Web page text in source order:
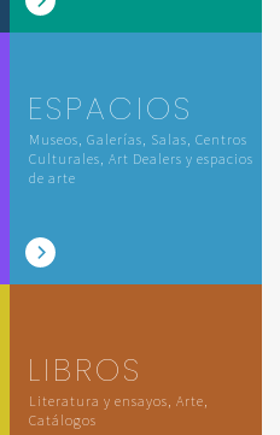
ESPACIOS
Museos, Galerías, Salas, Centros
Culturales, Art Dealers y espacios
de arte
LIBROS
Literatura y ensayos, Arte,
Catálogos